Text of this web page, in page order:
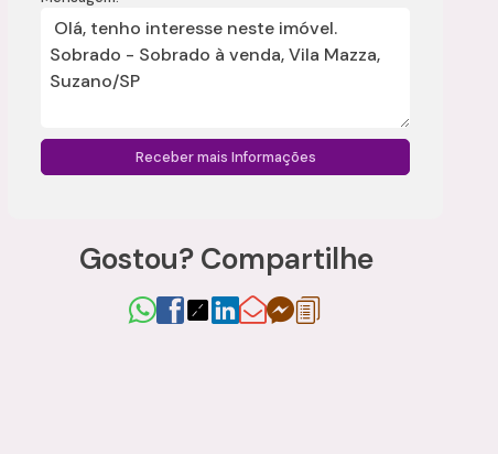
Gostou? Compartilhe